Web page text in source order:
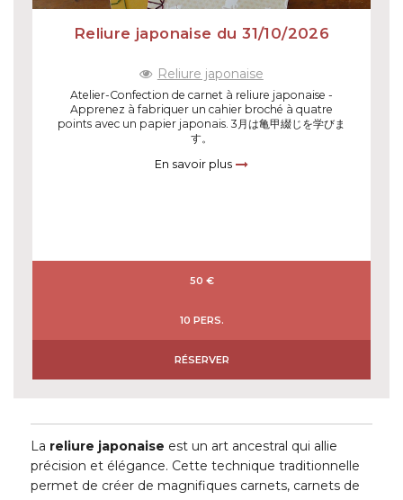
Reliure japonaise du 31/10/2026
Reliure japonaise
Atelier-Confection de carnet à reliure japonaise -
Apprenez à fabriquer un cahier broché à quatre
points avec un papier japonais. 3月は亀甲綴じを学びま
す。
En savoir plus
50 €
10 PERS.
RÉSERVER
La reliure japonaise est un art ancestral qui allie
précision et élégance. Cette technique traditionnelle
permet de créer de magnifiques carnets, carnets de